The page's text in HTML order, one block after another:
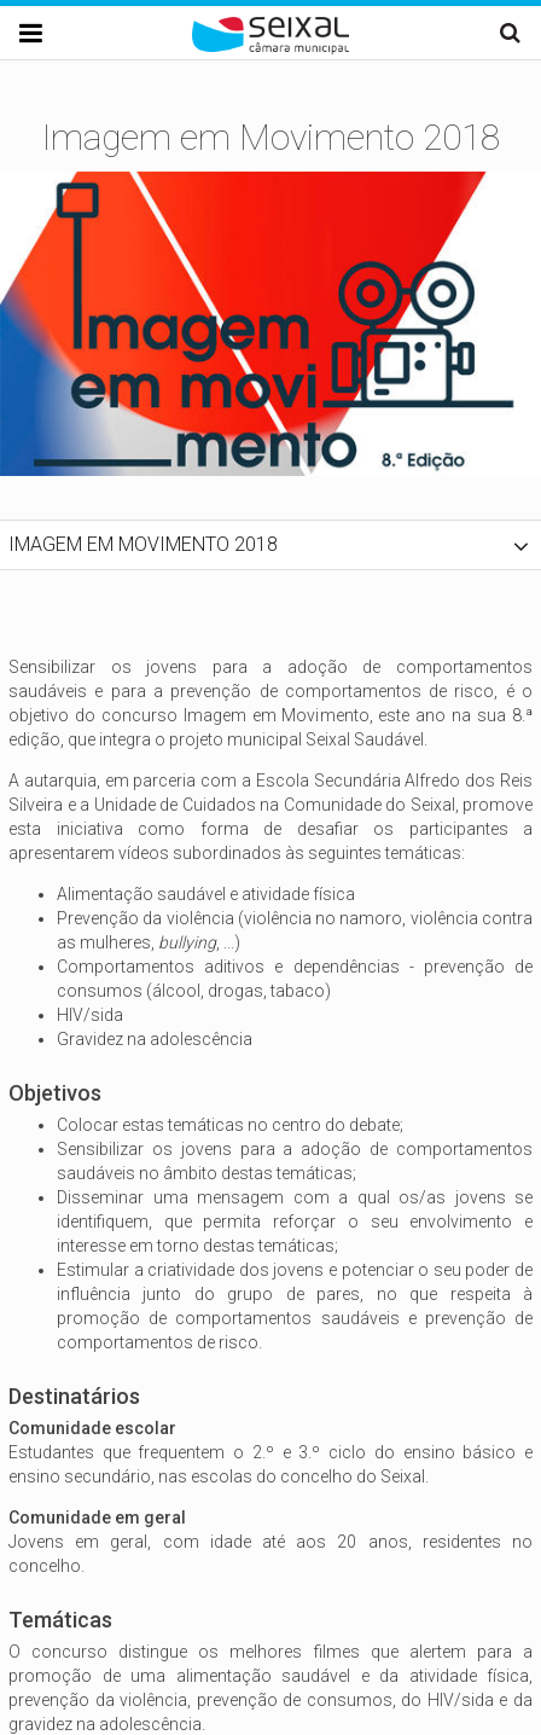
Passar para o conteúdo principal

Imagem em Movimento 2018
IMAGEM EM MOVIMENTO 2018
Sensibilizar os jovens para a adoção de comportamentos
saudáveis e para a prevenção de comportamentos de risco, é o
objetivo do concurso Imagem em Movimento, este ano na sua 8.ª
edição, que integra o projeto municipal Seixal Saudável.
A autarquia, em parceria com a Escola Secundária Alfredo dos Reis
Silveira e a Unidade de Cuidados na Comunidade do Seixal, promove
esta iniciativa como forma de desafiar os participantes a
apresentarem vídeos subordinados às seguintes temáticas:
Alimentação saudável e atividade física
Prevenção da violência (violência no namoro, violência contra
as mulheres, bullying, ...)
Comportamentos aditivos e dependências - prevenção de
consumos (álcool, drogas, tabaco)
HIV/sida
Gravidez na adolescência
Objetivos
Colocar estas temáticas no centro do debate;
Sensibilizar os jovens para a adoção de comportamentos
saudáveis no âmbito destas temáticas;
Disseminar uma mensagem com a qual os/as jovens se
identifiquem, que permita reforçar o seu envolvimento e
interesse em torno destas temáticas;
Estimular a criatividade dos jovens e potenciar o seu poder de
influência junto do grupo de pares, no que respeita à
promoção de comportamentos saudáveis e prevenção de
comportamentos de risco.
Destinatários
Comunidade escolar
Estudantes que frequentem o 2.º e 3.º ciclo do ensino básico e
ensino secundário, nas escolas do concelho do Seixal.
Comunidade em geral
Jovens em geral, com idade até aos 20 anos, residentes no
concelho.
Temáticas
O concurso distingue os melhores filmes que alertem para a
promoção de uma alimentação saudável e da atividade física,
prevenção da violência, prevenção de consumos, do HIV/sida e da
gravidez na adolescência.